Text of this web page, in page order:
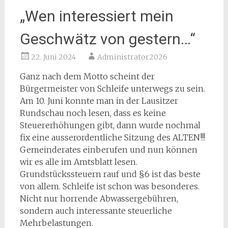
„Wen interessiert mein
Geschwätz von gestern…“
22. Juni 2024 Administrator2026
Ganz nach dem Motto scheint der
Bürgermeister von Schleife unterwegs zu sein.
Am 10. Juni konnte man in der Lausitzer
Rundschau noch lesen, dass es keine
Steuererhöhungen gibt, dann wurde nochmal
fix eine ausserordentliche Sitzung des ALTEN!!!
Gemeinderates einberufen und nun können
wir es alle im Amtsblatt lesen.
Grundstückssteuern rauf und §6 ist das beste
von allem. Schleife ist schon was besonderes.
Nicht nur horrende Abwassergebühren,
sondern auch interessante steuerliche
Mehrbelastungen.